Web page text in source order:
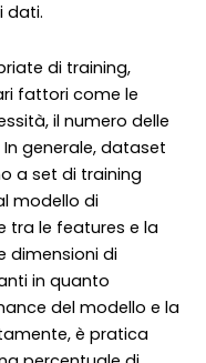
dati.
di training,
fattori come le
il numero delle
generale, dataset
a set di training
modello di
tra le features e la
dimensioni di
in quanto
del modello e la
è pratica